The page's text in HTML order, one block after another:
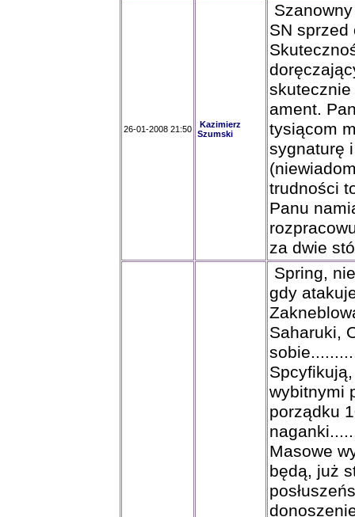
26-01-2008 21:50
Kazimierz
Szumski
SN sprzed
ament.
tysiącom
sygnaturę
trudności
Panu
za dwie
Spring,
gdy
Saharuki,
wybitnymi
porządku
Masowe
będą, już